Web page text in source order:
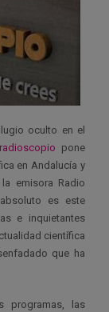
oculto en el
radioscopio pone
en Andalucía y
emisora Radio
es este
e inquietantes
científica
que ha
programas, las